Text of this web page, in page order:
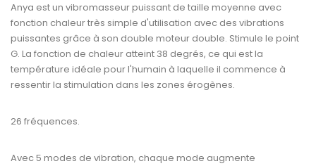
Anya est un vibromasseur puissant de taille moyenne avec
fonction chaleur très simple d'utilisation avec des vibrations
puissantes grâce à son double moteur double. Stimule le point
G. La fonction de chaleur atteint 38 degrés, ce qui est la
température idéale pour l'humain à laquelle il commence à
ressentir la stimulation dans les zones érogènes.
26 fréquences.
Avec 5 modes de vibration, chaque mode augmente